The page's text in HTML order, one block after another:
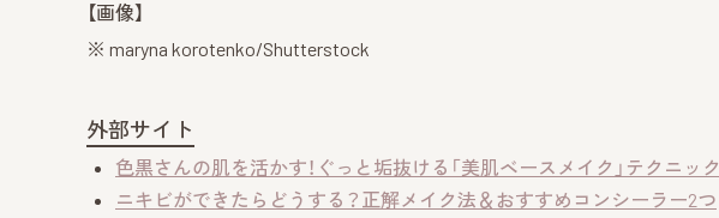
【画像】
※ maryna korotenko/Shutterstock
外部サイト
色黒さんの肌を活かす！ぐっと垢抜ける「美肌ベースメイク」テクニック
ニキビができたらどうする？正解メイク法＆おすすめコンシーラー2つ